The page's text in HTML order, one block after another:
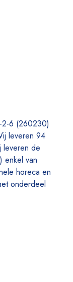
2-6 (260230)
leveren 94
leveren de
enkel van
horeca en
onderdeel